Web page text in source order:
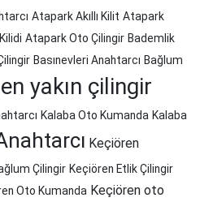
Atapark Akıllı Kilit Atapark
Atapark Oto Çilingir Bademlik
Basınevleri Anahtarcı Bağlum
en yakın çilingir
Kalaba Oto Kumanda Kalaba
Keçiören
Çilingir Keçiören Etlik Çilingir
Oto Kumanda Keçiören oto